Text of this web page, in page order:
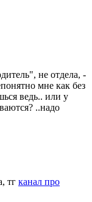
не отдела, -
мне как без
ведь.. или у
..надо
тг канал про